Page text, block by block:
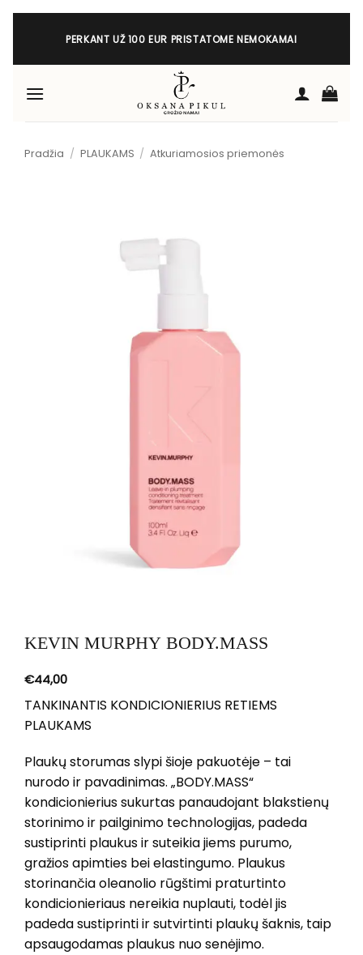
Skip
PERKANT UŽ 100 EUR PRISTATOME NEMOKAMAI
Pradžia / PLAUKAMS / Atkuriamosios priemonės
KEVIN MURPHY BODY.MASS
€44,00
TANKINANTIS KONDICIONIERIUS RETIEMS
PLAUKAMS
Plaukų storumas slypi šioje pakuotėje – tai
nurodo ir pavadinimas. „BODY.MASS“
kondicionierius sukurtas panaudojant blakstienų
storinimo ir pailginimo technologijas, padeda
sustiprinti plaukus ir suteikia jiems purumo,
gražios apimties bei elastingumo. Plaukus
storinančia oleanolio rūgštimi praturtinto
kondicionieriaus nereikia nuplauti, todėl jis
padeda sustiprinti ir sutvirtinti plaukų šaknis, taip
apsaugodamas plaukus nuo senėjimo.